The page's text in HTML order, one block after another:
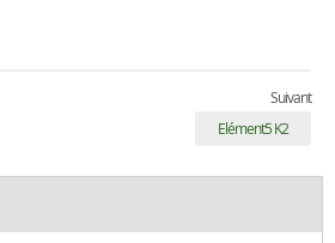
Suivant
Elément5 K2